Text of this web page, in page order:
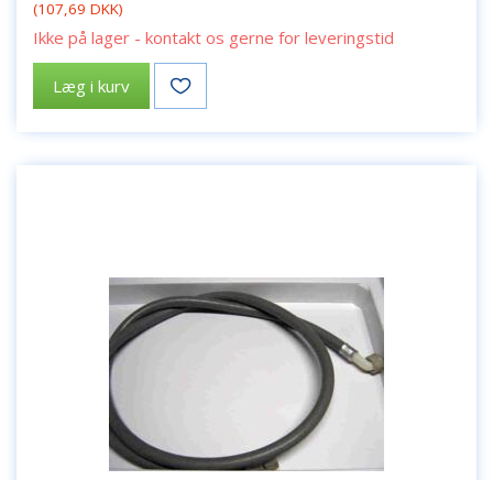
(107,69 DKK)
Ikke på lager - kontakt os gerne for leveringstid
Læg i kurv